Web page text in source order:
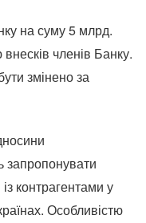
на суму 5 млрд.
членів Банку.
змінено за
запропонувати
контрагентами у
Особливістю